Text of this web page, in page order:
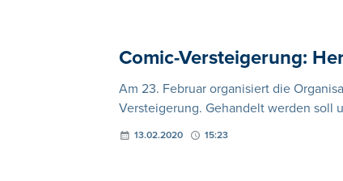
Comic-Versteigerung:
Am 23. Februar organisiert die
Versteigerung. Gehandelt werden soll
13.02.2020 15:23